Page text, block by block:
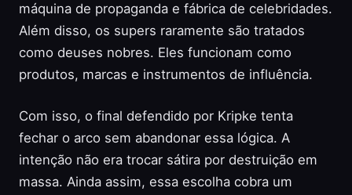
máquina de propaganda e fábrica de celebridades.
Além disso, os supers raramente são tratados
como deuses nobres. Eles funcionam como
produtos, marcas e instrumentos de influência.
Com isso, o final defendido por Kripke tenta
fechar o arco sem abandonar essa lógica. A
intenção não era trocar sátira por destruição em
massa. Ainda assim, essa escolha cobra um